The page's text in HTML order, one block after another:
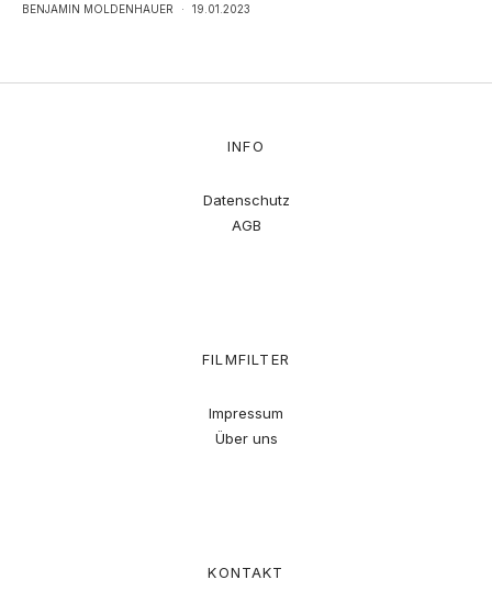
BENJAMIN MOLDENHAUER · 19.01.2023
INFO
Datenschutz
AGB
FILMFILTER
Impressum
Über uns
KONTAKT